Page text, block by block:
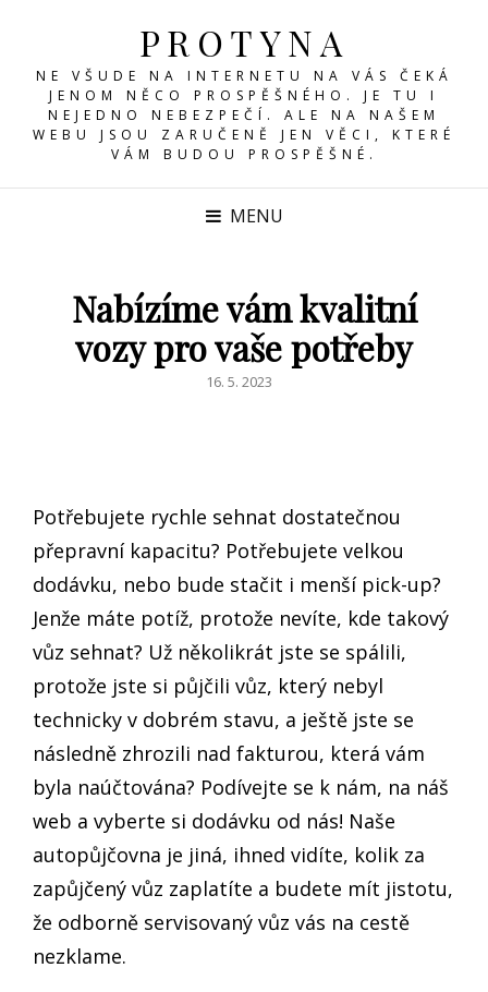
PROTYNA
NE VŠUDE NA INTERNETU NA VÁS ČEKÁ
JENOM NĚCO PROSPĚŠNÉHO. JE TU I
NEJEDNO NEBEZPEČÍ. ALE NA NAŠEM
WEBU JSOU ZARUČENĚ JEN VĚCI, KTERÉ
VÁM BUDOU PROSPĚŠNÉ.
MENU
Nabízíme vám kvalitní
vozy pro vaše potřeby
POSTED
16. 5. 2023
Potřebujete rychle sehnat dostatečnou
přepravní kapacitu? Potřebujete velkou
dodávku, nebo bude stačit i menší pick-up?
Jenže máte potíž, protože nevíte, kde takový
vůz sehnat? Už několikrát jste se spálili,
protože jste si půjčili vůz, který nebyl
technicky v dobrém stavu, a ještě jste se
následně zhrozili nad fakturou, která vám
byla naúčtována? Podívejte se k nám, na náš
web a vyberte si dodávku od nás! Naše
autopůjčovna je jiná, ihned vidíte, kolik za
zapůjčený vůz zaplatíte a budete mít jistotu,
že odborně servisovaný vůz vás na cestě
nezklame.